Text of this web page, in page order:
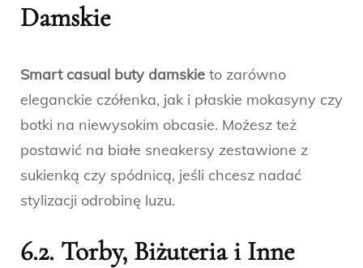
Damskie
Smart casual buty damskie to zarówno
eleganckie czółenka, jak i płaskie mokasyny czy
botki na niewysokim obcasie. Możesz też
postawić na białe sneakersy zestawione z
sukienką czy spódnicą, jeśli chcesz nadać
stylizacji odrobinę luzu.
6.2. Torby, Biżuteria i Inne